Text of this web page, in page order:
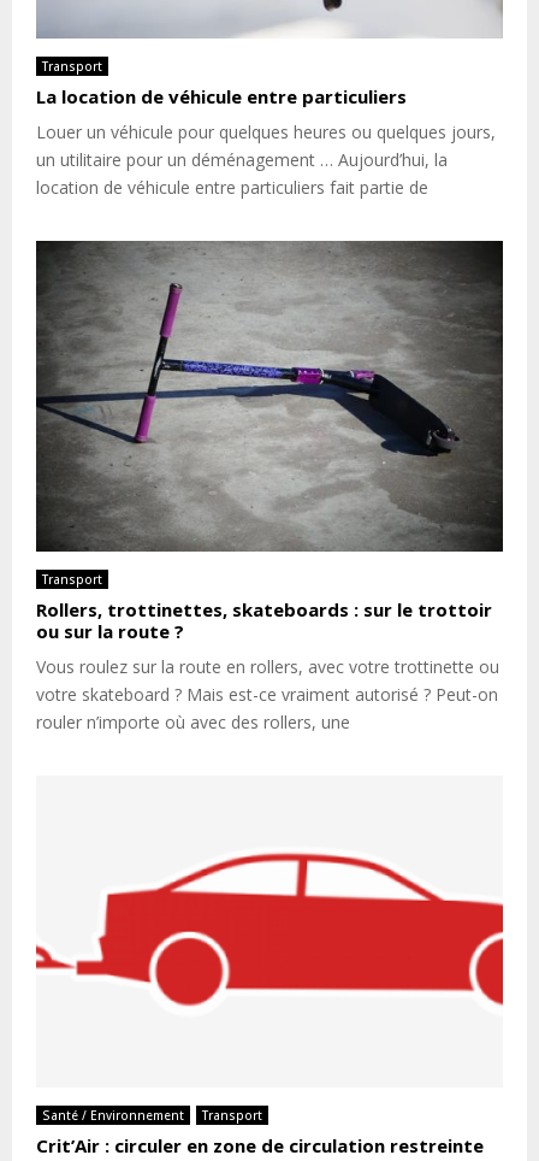
Transport
La location de véhicule entre particuliers
Louer un véhicule pour quelques heures ou quelques jours,
un utilitaire pour un déménagement … Aujourd’hui, la
location de véhicule entre particuliers fait partie de
Transport
Rollers, trottinettes, skateboards : sur le trottoir
ou sur la route ?
Vous roulez sur la route en rollers, avec votre trottinette ou
votre skateboard ? Mais est-ce vraiment autorisé ? Peut-on
rouler n’importe où avec des rollers, une
Santé / Environnement Transport
Crit’Air : circuler en zone de circulation restreinte